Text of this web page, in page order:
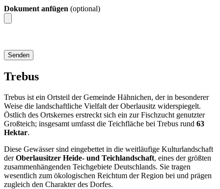
Dokument anfügen (optional)
Trebus
Trebus ist ein Ortsteil der Gemeinde Hähnichen, der in besonderer
Weise die landschaftliche Vielfalt der Oberlausitz widerspiegelt.
Östlich des Ortskernes erstreckt sich ein zur Fischzucht genutzter
Großteich; insgesamt umfasst die Teichfläche bei Trebus rund 63
Hektar.
Diese Gewässer sind eingebettet in die weitläufige Kulturlandschaft
derOberlausitzer Heide- und Teichlandschaft, eines der größten
zusammenhängenden Teichgebiete Deutschlands. Sie tragen
wesentlich zum ökologischen Reichtum der Region bei und prägen
zugleich den Charakter des Dorfes.